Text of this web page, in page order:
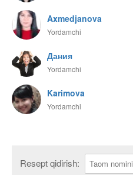
Axmedjanova
Yordamchi
Дания
Yordamchi
Karimova
Yordamchi
Resept qidirish: